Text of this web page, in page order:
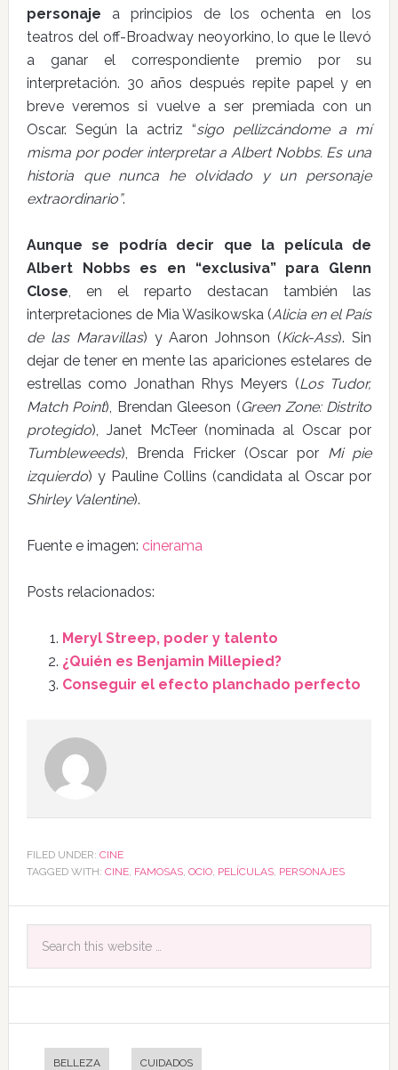
personaje a principios de los ochenta en los
teatros del off-Broadway neoyorkino, lo que le llevó
a ganar el correspondiente premio por su
interpretación. 30 años después repite papel y en
breve veremos si vuelve a ser premiada con un
Oscar. Según la actriz “sigo pellizcándome a mí
misma por poder interpretar a Albert Nobbs. Es una
historia que nunca he olvidado y un personaje
extraordinario”.
Aunque se podría decir que la película de
Albert Nobbs es en “exclusiva” para Glenn
Close, en el reparto destacan también las
interpretaciones de Mia Wasikowska (Alicia en el País
de las Maravillas) y Aaron Johnson (Kick-Ass). Sin
dejar de tener en mente las apariciones estelares de
estrellas como Jonathan Rhys Meyers (Los Tudor,
Match Point), Brendan Gleeson (Green Zone: Distrito
protegido), Janet McTeer (nominada al Oscar por
Tumbleweeds), Brenda Fricker (Oscar por Mi pie
izquierdo) y Pauline Collins (candidata al Oscar por
Shirley Valentine).
Fuente e imagen: cinerama
Posts relacionados:
Meryl Streep, poder y talento
¿Quién es Benjamin Millepied?
Conseguir el efecto planchado perfecto
FILED UNDER: CINE
TAGGED WITH: CINE, FAMOSAS, OCIO, PELÍCULAS, PERSONAJES
BELLEZA CUIDADOS